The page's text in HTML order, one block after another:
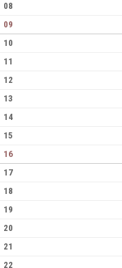
08
09
10
11
12
13
14
15
16
17
18
19
20
21
22